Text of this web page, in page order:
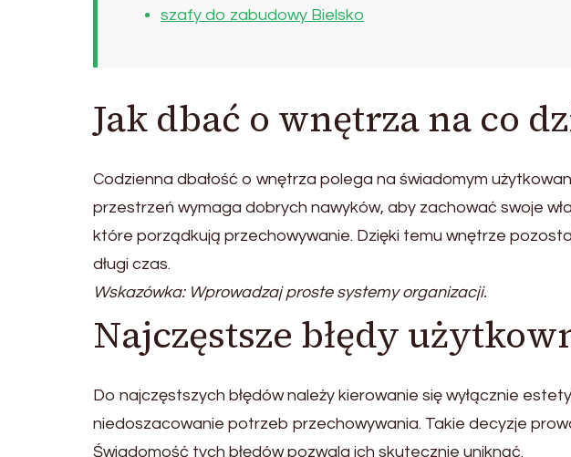
szafy do zabudowy Bielsko
Jak dbać o wnętrza na co
Codzienna dbałość o wnętrza polega na świadomym
przestrzeń wymaga dobrych nawyków, aby zachować swoje
które porządkują przechowywanie. Dzięki temu wnętrze
długi czas.
Wskazówka: Wprowadzaj proste systemy organizacji.
Najczęstsze błędy
Do najczęstszych błędów należy kierowanie się wyłącznie
niedoszacowanie potrzeb przechowywania. Takie decyzje
Świadomość tych błędów pozwala ich skutecznie uniknąć.